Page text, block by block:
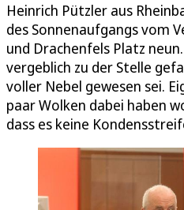
Heinrich Pützler aus
des Sonnenaufgangs vom
und Drachenfels Platz
vergeblich zu der Stelle
voller Nebel gewesen sei.
paar Wolken dabei haben
dass es keine